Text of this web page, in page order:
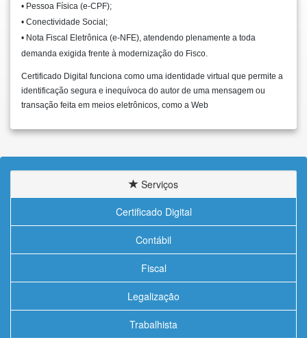
• Pessoa Física (e-CPF);
• Conectividade Social;
• Nota Fiscal Eletrônica (e-NFE), atendendo plenamente a toda
demanda exigida frente à modernização do Fisco.
Certificado Digital funciona como uma identidade virtual que permite a
identificação segura e inequívoca do autor de uma mensagem ou
transação feita em meios eletrônicos, como a Web
Serviços
Certificado Digital
Contábil
Fiscal
Legalização
Trabalhista